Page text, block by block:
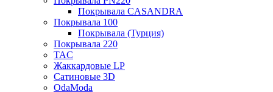
Покрывала CASANDRA
Покрывала 100
Покрывала (Турция)
Покрывала 220
TAC
Жаккардовые LP
Сатиновые 3D
OdaModa